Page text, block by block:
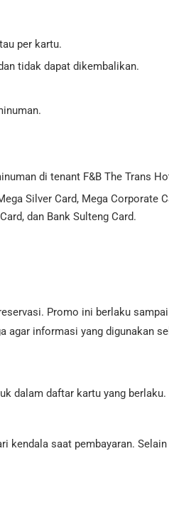
per kartu.
tidak dapat dikembalikan.
di tenant F&B The Trans
Silver Card, Mega Corporate
dan Bank Sulteng Card.
Promo ini berlaku
agar informasi yang digunakan
dalam daftar kartu yang berlaku.
kendala saat pembayaran.